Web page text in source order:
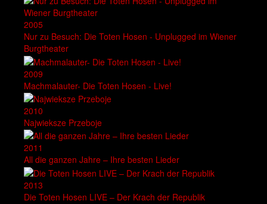
2005
Nur zu Besuch: Die Toten Hosen - Unplugged im Wiener
Burgtheater
2009
Machmalauter- Die Toten Hosen - Live!
2010
Najwieksze Przeboje
2011
All die ganzen Jahre – Ihre besten Lieder
2013
Die Toten Hosen LIVE – Der Krach der Republik